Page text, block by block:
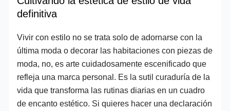
definitiva
Vivir con estilo no se trata solo de adornarse con la
última moda o decorar las habitaciones con piezas de
moda, no, es arte cuidadosamente escenificado que
refleja una marca personal. Es la sutil curaduría de la
vida que transforma las rutinas diarias en un cuadro
de encanto estético. Si quieres hacer una declaración